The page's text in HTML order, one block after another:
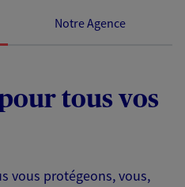
Notre Agence
tous vos
vous protégeons, vous,